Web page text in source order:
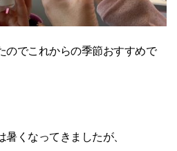
のでこれからの季節おすすめで
くなってきましたが、